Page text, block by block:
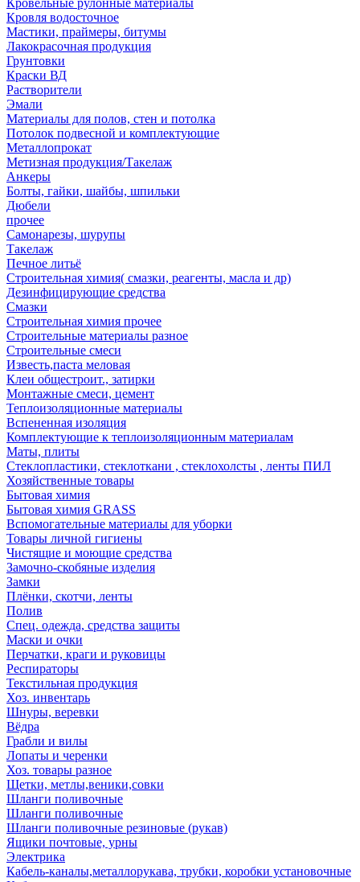
Кровельные рулонные материалы
Кровля водосточное
Мастики, праймеры, битумы
Лакокрасочная продукция
Грунтовки
Краски ВД
Растворители
Эмали
Материалы для полов, стен и потолка
Потолок подвесной и комплектующие
Металлопрокат
Метизная продукция/Такелаж
Анкеры
Болты, гайки, шайбы, шпильки
Дюбели
прочее
Самонарезы, шурупы
Такелаж
Печное литьё
Строительная химия( смазки, реагенты, масла и др)
Дезинфицирующие средства
Смазки
Строительная химия прочее
Строительные материалы разное
Строительные смеси
Известь,паста меловая
Клеи общестроит., затирки
Монтажные смеси, цемент
Теплоизоляционные материалы
Вспененная изоляция
Комплектующие к теплоизоляционным материалам
Маты, плиты
Стеклопластики, стеклоткани , стеклохолсты , ленты ПИЛ
Хозяйственные товары
Бытовая химия
Бытовая химия GRASS
Вспомогательные материалы для уборки
Товары личной гигиены
Чистящие и моющие средства
Замочно-скобяные изделия
Замки
Плёнки, скотчи, ленты
Полив
Спец. одежда, средства защиты
Маски и очки
Перчатки, краги и руковицы
Респираторы
Текстильная продукция
Хоз. инвентарь
Шнуры, веревки
Вёдра
Грабли и вилы
Лопаты и черенки
Хоз. товары разное
Щетки, метлы,веники,совки
Шланги поливочные
Шланги поливочные
Шланги поливочные резиновые (рукав)
Ящики почтовые, урны
Электрика
Кабель-каналы,металлорукава, трубки, коробки установочные